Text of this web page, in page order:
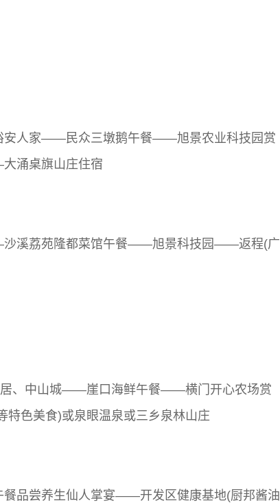
安人家——民众三墩鹅午餐——旭景农业科技园赏
涌桌旗山庄住宿
沙溪荔苑隆都菜馆午餐——旭景科技园——返程(广
、中山城——崖口海鲜午餐——横门开心农场赏
色美食)或泉眼温泉或三乡泉林山庄
尝养生仙人掌宴——开发区健康基地(厨邦酱油